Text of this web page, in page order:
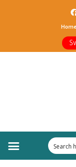
Home